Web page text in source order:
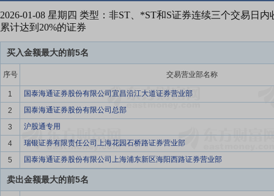
2026-01-08 星期四 类型：非ST、*ST和S证券连续三个交易日
累计达到20%的证券
买入金额最大的前5名
序号 交易营业部名称
1
国泰海通证券股份有限公司宜昌沿江大道证券营业部
2
国泰海通证券股份有限公司总部
3
沪股通专用
4
瑞银证券有限责任公司上海花园石桥路证券营业部
5
国泰海通证券股份有限公司上海浦东新区海阳西路证券营业部
卖出金额最大的前5名